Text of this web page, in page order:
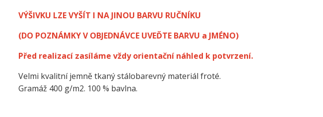
VÝŠIVKU LZE VYŠÍT I NA JINOU BARVU RUČNÍKU
(DO POZNÁMKY V OBJEDNÁVCE UVEĎTE BARVU a JMÉNO)
Před realizací zasíláme vždy orientační náhled k potvrzení.
Velmi kvalitní jemně tkaný stálobarevný materiál froté.
Gramáž 400 g/m2. 100 % bavlna.